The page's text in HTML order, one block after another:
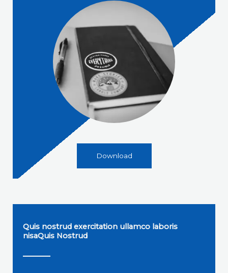
Download
Quis nostrud exercitation ullamco laboris
nisaQuis Nostrud